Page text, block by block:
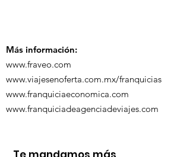
Más información:
www.fraveo.com
www.viajesenoferta.com.mx/franquicias
www.franquiciaeconomica.com
www.franquiciadeagenciadeviajes.com